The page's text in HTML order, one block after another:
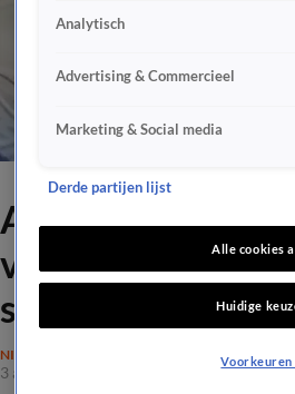
Anouk Smulders
vechtvlucht
slechte film zit'
NIEUWS
3 aug 2020, 08:04
Analytisch
Advertising & Commercieel
Marketing & Social media
Derde partijen lijst
Alle cookies
Huidige
Voorkeuren